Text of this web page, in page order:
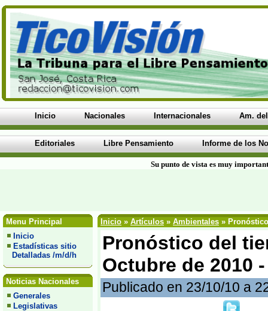
Inicio Nacionales Internacionales Am.
Editoriales Libre Pensamiento Informe de los
Su punto de vista es muy
Menu Principal
Inicio
Estadísticas sitio
Detalladas /m/d/h
Noticias Nacionales
Generales
Legislativas
Inicio » Artículos » Ambientales »
Pronóstico del
Octubre de 2010
Publicado en 23/10/10 a